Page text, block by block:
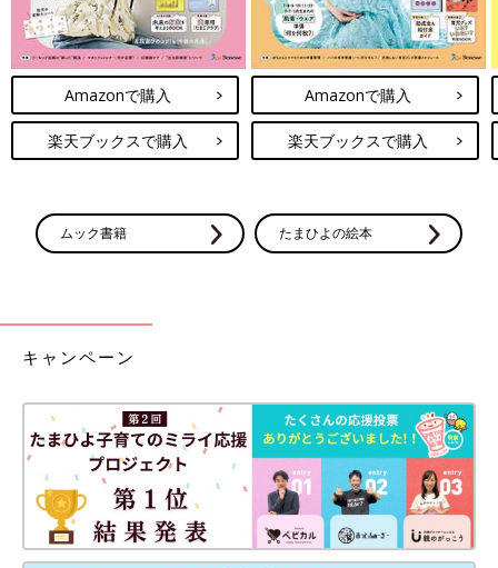
Amazonで購入
楽天ブックスで購入
Amazonで購入
楽天ブックスで購入
ムック書籍 たまひよの絵本
キャンペーン